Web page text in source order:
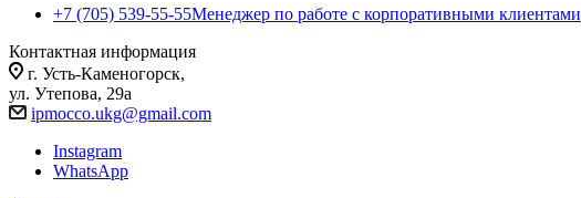
+7 (705) 539-55-55Менеджер по работе с корпоративными клиентами
Контактная информация
г. Усть-Каменогорск,
ул. Утепова, 29а
ipmocco.ukg@gmail.com
Instagram
WhatsApp